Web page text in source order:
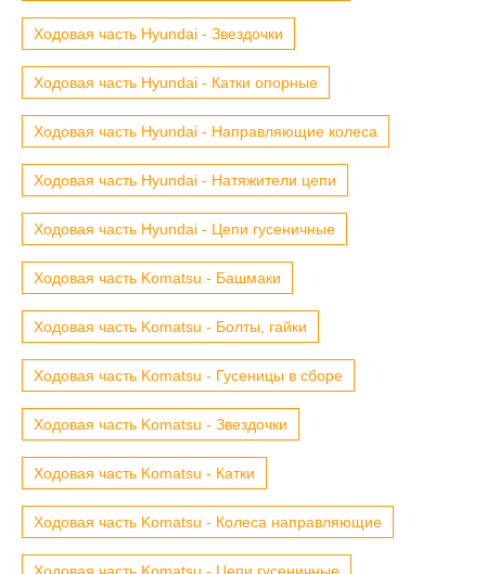
Ходовая часть Hyundai - Звездочки
Ходовая часть Hyundai - Катки опорные
Ходовая часть Hyundai - Направляющие колеса
Ходовая часть Hyundai - Натяжители цепи
Ходовая часть Hyundai - Цепи гусеничные
Ходовая часть Komatsu - Башмаки
Ходовая часть Komatsu - Болты, гайки
Ходовая часть Komatsu - Гусеницы в сборе
Ходовая часть Komatsu - Звездочки
Ходовая часть Komatsu - Катки
Ходовая часть Komatsu - Колеса направляющие
Ходовая часть Komatsu - Цепи гусеничные